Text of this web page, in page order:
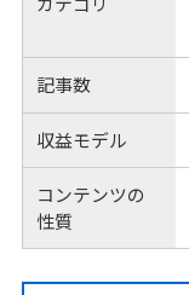
記事数
収益モデル
コンテンツの
性質